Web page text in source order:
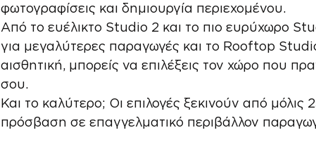
φωτογραφίσεις και δημιουργία περιεχομένου.
Από το ευέλικτο Studio 2 και το πιο ευρύχωρο
για μεγαλύτερες παραγωγές και το Rooftop
αισθητική, μπορείς να επιλέξεις τον χώρο που
σου.
Και το καλύτερο; Οι επιλογές ξεκινούν από μόλις
πρόσβαση σε επαγγελματικό περιβάλλον